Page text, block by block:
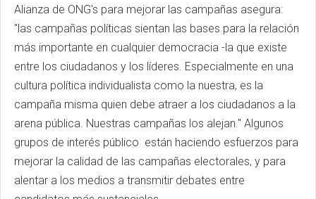
Alianza de ONG's para mejorar las campañas asegura:
"las campañas políticas sientan las bases para la relación
más importante en cualquier democracia -la que existe
entre los ciudadanos y los líderes. Especialmente en una
cultura política individualista como la nuestra, es la
campaña misma quien debe atraer a los ciudadanos a la
arena pública. Nuestras campañas los alejan." Algunos
grupos de interés público están haciendo esfuerzos para
mejorar la calidad de las campañas electorales, y para
alentar a los medios a transmitir debates entre